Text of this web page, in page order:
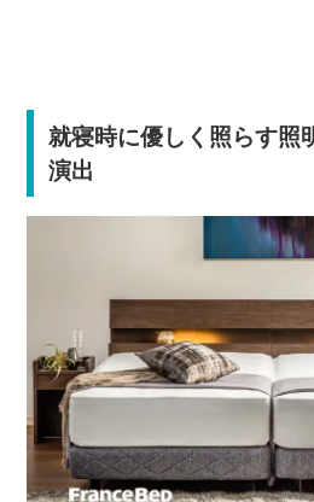
就寝時に優しく照らす照
演出